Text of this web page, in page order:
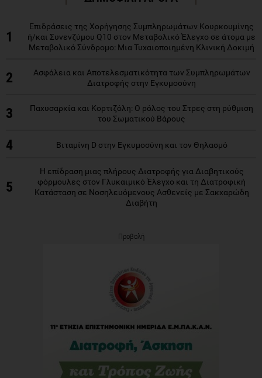
1
Επιδράσεις της Χορήγησης Συμπληρωμάτων Κουρκουμίνης
ή/και Συνενζύμου Q10 στον Μεταβολικό Έλεγχο σε άτομα με
Μεταβολικό Σύνδρομο: Μια Τυχαιοποιημένη Κλινική Δοκιμή
2
Ασφάλεια και Αποτελεσματικότητα των Συμπληρωμάτων
Διατροφής στην Εγκυμοσύνη
3
Παχυσαρκία και Κορτιζόλη: Ο ρόλος του Στρες στη ρύθμιση
του Σωματικού Βάρους
4 Βιταμίνη D στην Εγκυμοσύνη και τον Θηλασμό
5
Η επίδραση μιας πλήρους Διατροφής για Διαβητικούς
φόρμουλες στον Γλυκαιμικό Έλεγχο και τη Διατροφική
Κατάσταση σε Νοσηλευόμενους Ασθενείς με Σακχαρώδη
Διαβήτη
Προβολή